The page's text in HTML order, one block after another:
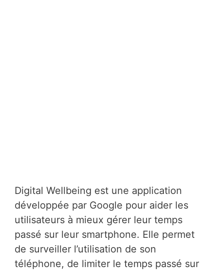
Digital Wellbeing est une application
développée par Google pour aider les
utilisateurs à mieux gérer leur temps
passé sur leur smartphone. Elle permet
de surveiller l’utilisation de son
téléphone, de limiter le temps passé sur